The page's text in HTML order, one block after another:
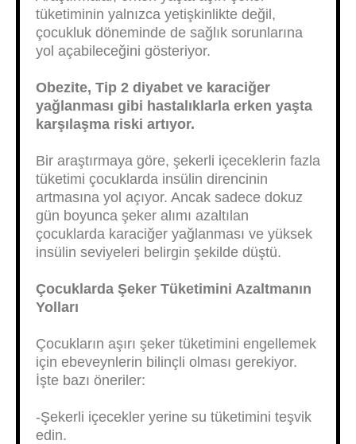
tüketiminin yalnızca yetişkinlikte değil,
çocukluk döneminde de sağlık sorunlarına
yol açabileceğini gösteriyor.
Obezite, Tip 2 diyabet ve karaciğer
yağlanması gibi hastalıklarla erken yaşta
karşılaşma riski artıyor.
Bir araştırmaya göre, şekerli içeceklerin fazla
tüketimi çocuklarda insülin direncinin
artmasına yol açıyor. Ancak sadece dokuz
gün boyunca şeker alımı azaltılan
çocuklarda karaciğer yağlanması ve yüksek
insülin seviyeleri belirgin şekilde düştü.
Çocuklarda Şeker Tüketimini Azaltmanın
Yolları
Çocukların aşırı şeker tüketimini engellemek
için ebeveynlerin bilinçli olması gerekiyor.
İşte bazı öneriler:
-Şekerli içecekler yerine su tüketimini teşvik
edin.